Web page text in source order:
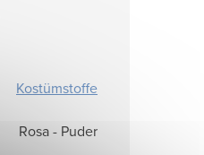
Kostümstoffe
Rosa - Puder